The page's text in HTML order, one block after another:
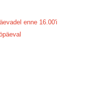
enne 16.00'i